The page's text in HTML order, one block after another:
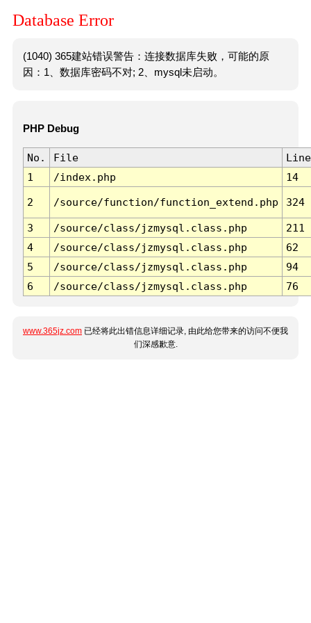
Database Error
(1040) 365建站错误警告：连接数据库失败，可能的原
因：1、数据库密码不对; 2、mysql未启动。
PHP Debug
No. File
Line
1
/index.php 14
2 /source/function/function_extend.php 324
3 /source/class/jzmysql.class.php
211
4
/source/class/jzmysql.class.php
62
5
/source/class/jzmysql.class.php
94
6
/source/class/jzmysql.class.php 76
www.365jz.com 已经将此出错信息详细记录, 由此给您带来的访问不便我
们深感歉意.